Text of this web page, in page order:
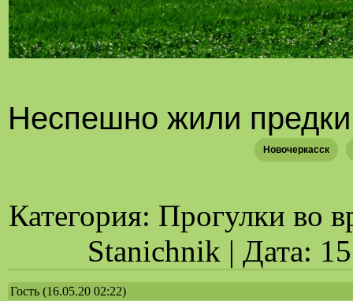
Неспешно жили
Новочеркасск
Категория: Прогулки во
Stanichnik | Дата:
Гость (16.05.20 02:22)